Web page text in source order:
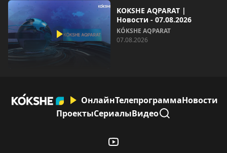
KOKSHE AQPARAT |
Новости - 07.08.2026
KÓKSHE AQPARAT
07.08.2026
ОнлайнТелепрограммаНовости
ПроектыСериалыВидео